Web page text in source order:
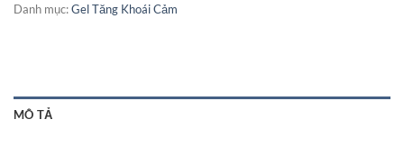
Danh mục:Gel Tăng Khoái Cảm
MÔ TẢ